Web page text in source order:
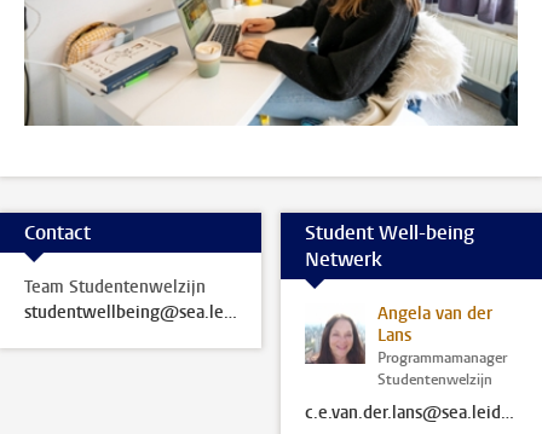
Contact
Team Studentenwelzijn
studentwellbeing@sea.leidenuniv.nl
Student Well-being
Netwerk
Angela van der
Lans
Programmamanager
Studentenwelzijn
c.e.van.der.lans@sea.leidenuniv.nl